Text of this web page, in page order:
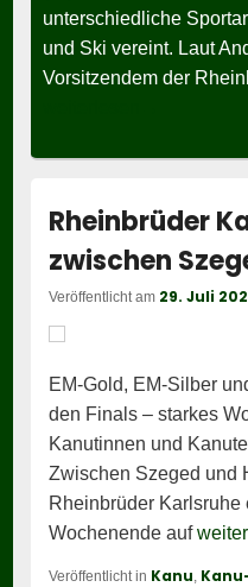
unterschiedliche
und Ski vereint. Laut
Vorsitzendem der
Rheinbrüder
zwischen
Veröffentlicht am 29. Juli
EM-Gold, EM-Silber
den Finals – starkes
Kanutinnen und
Zwischen Szeged und
Rheinbrüder Karlsruhe
Wochenende auf
Veröffentlicht in Kanu,